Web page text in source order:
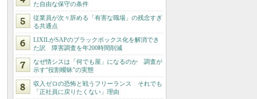
た自由な保守の条件
従業員が次々辞める「有害な職場」の残念すぎ
る共通点
LIXILがSAPのブラックボックス化を解消でき
た訳 障害調査を年200時間削減
なぜ情シスは「何でも屋」になるのか 調査が
示す“役割曖昧”の実態
収入ゼロの恐怖と戦うフリーランス それでも
「正社員に戻りたくない」理由